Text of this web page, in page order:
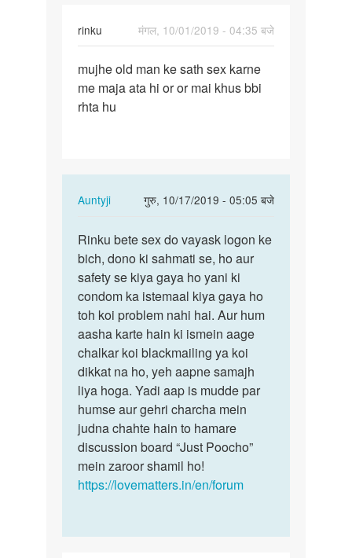
rinku
मंगल, 10/01/2019 - 04:35 बजे
mujhe
old
man
mujhe old man ke sath sex karne
me maja ata hi or or mai khus bbi
rhta hu
Auntyji
गुरु, 10/17/2019 - 05:05 बजे
In
to
mujhe
old
man
ke
sath
sex…
by
rinku
Rinku
bete
sex
do
vayask…
Rinku bete sex do vayask logon ke
bich, dono ki sahmati se, ho aur
safety se kiya gaya ho yani ki
condom ka istemaal kiya gaya ho
toh koi problem nahi hai. Aur hum
aasha karte hain ki ismein aage
chalkar koi blackmailing ya koi
dikkat na ho, yeh aapne samajh
liya hoga. Yadi aap is mudde par
humse aur gehri charcha mein
judna chahte hain to hamare
discussion board “Just Poocho”
mein zaroor shamil ho!
https://lovematters.in/en/forum